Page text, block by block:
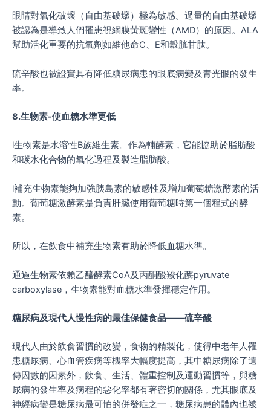
眼睛對氧化破壞（自由基破壞）極為敏感。過量的自由基破壞
被認為是導致人們罹患視網膜黃斑變性（AMD）的原因。ALA
幫助活化重要的抗氧劑如維他命C、E和穀胱甘肽。
硫辛酸也被證實具有降低糖尿病患的眼底病變及青光眼的發生
率。
8.生物素-使血糖水準更低
l生物素是水溶性B族維生素。作為輔酵素，它能協助於脂肪酸
和碳水化合物的氧化過程及製造脂肪酸。
l補充生物素能夠加強胰島素的敏感性及增加葡萄糖激酵素的活
動。葡萄糖激酵素是負責肝臟使用葡萄糖時第一個程式的酵
素。
所以，在飲食中補充生物素有助於降低血糖水準。
通過生物素依賴乙醯酵素CoA及丙酮酸羧化酶pyruvate
carboxylase，生物素能對血糖水準發揮穩定作用。
糖尿病及現代人慢性病的最佳保健食品——硫辛酸
現代人由於飲食習慣的改變，食物的精製化，使得中老年人罹
患糖尿病、心血管疾病等機率大幅度提高，其中糖尿病除了遺
傳因數的因素外，飲食、生活、體重控制及運動習慣等，與糖
尿病的發生率及病程的惡化率都有著密切的關係，尤其眼底及
神經病變是糖尿病最可怕的併發症之一，糖尿病患的體內也被